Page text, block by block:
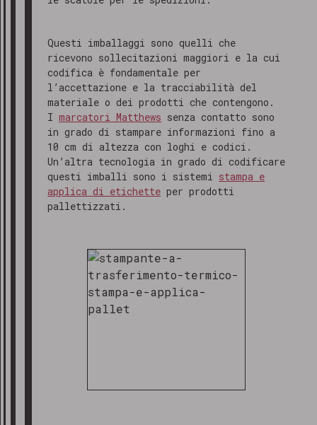
Questi imballaggi sono quelli che
ricevono sollecitazioni maggiori e la cui
codifica è fondamentale per
l’accettazione e la tracciabilità del
materiale o dei prodotti che contengono.
Imarcatori Matthews senza contatto sono
in grado di stampare informazioni fino a
10 cm di altezza con loghi e codici.
Un’altra tecnologia in grado di codificare
questi imballi sono i sistemi stampa e
applica di etichette per prodotti
pallettizzati.